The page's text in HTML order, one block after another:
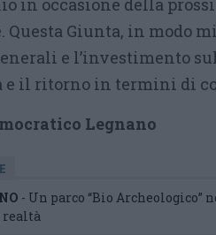
in occasione della
Questa Giunta, in modo
e l’investimento
e il ritorno in termini di
Legnano
- Un parco “Bio Archeologico”
realtà